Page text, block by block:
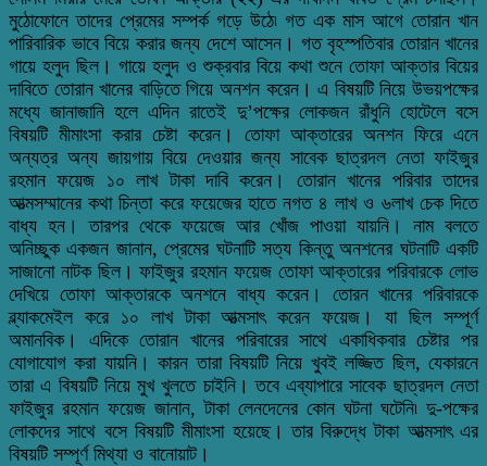
মুঠোফোনে তাদের প্রেমের সম্পর্ক গড়ে উঠে৷ গত এক মাস আগে তোরান খান
পারিবারিক ভাবে বিয়ে করার জন্য দেশে আসেন। গত বৃহস্পতিবার তোরান খানের
গায়ে হলুদ ছিল। গায়ে হলুদ ও শুক্রবার বিয়ে কথা শুনে তোফা আক্তার বিয়ের
দাবিতে তোরান খানের বাড়িতে গিয়ে অনশন করেন। এ বিষয়টি নিয়ে উভয়পক্ষের
মধ্যে জানাজানি হলে এদিন রাতেই দু’পক্ষের লোকজন রাঁধুনি হোটেলে বসে
বিষয়টি মীমাংসা করার চেষ্টা করেন। তোফা আক্তারের অনশন ফিরে এনে
অন্যত্র অন্য জায়গায় বিয়ে দেওয়ার জন্য সাবেক ছাত্রদল নেতা ফাইজুর
রহমান ফয়েজ ১০ লাখ টাকা দাবি করেন। তোরান খানের পরিবার তাদের
আত্মসম্মানের কথা চিন্তা করে ফয়েজের হাতে নগত ৪ লাখ ও ৬লাখ চেক দিতে
বাধ্য হন। তারপর থেকে ফয়েজে আর খোঁজ পাওয়া যায়নি। নাম বলতে
অনিচ্ছুক একজন জানান, প্রেমের ঘটনাটি সত্য কিন্তু অনশনের ঘটনাটি একটি
সাজানো নাটক ছিল। ফাইজুর রহমান ফয়েজ তোফা আক্তারের পরিবারকে লোভ
দেখিয়ে তোফা আক্তারকে অনশনে বাধ্য করেন। তোরন খানের পরিবারকে
ব্ল্যাকমেইল করে ১০ লাখ টাকা আত্মসাৎ করেন ফয়েজ। যা ছিল সম্পূর্ণ
অমানবিক। এদিকে তোরান খানের পরিবারের সাথে একাধিকবার চেষ্টার পর
যোগাযোগ করা যায়নি। কারন তারা বিষয়টি নিয়ে খুবই লজ্জিত ছিল, যেকারনে
তারা এ বিষয়টি নিয়ে মুখ খুলতে চাইনি। তবে এব্যাপারে সাবেক ছাত্রদল নেতা
ফাইজুর রহমান ফয়েজ জানান, টাকা লেনদেনের কোন ঘটনা ঘটেনি৷ দু-পক্ষের
লোকদের সাথে বসে বিষয়টি মীমাংসা হয়েছে। তার বিরুদ্ধে টাকা আত্মসাৎ এর
বিষয়টি সম্পূর্ণ মিথ্যা ও বানোয়াট।